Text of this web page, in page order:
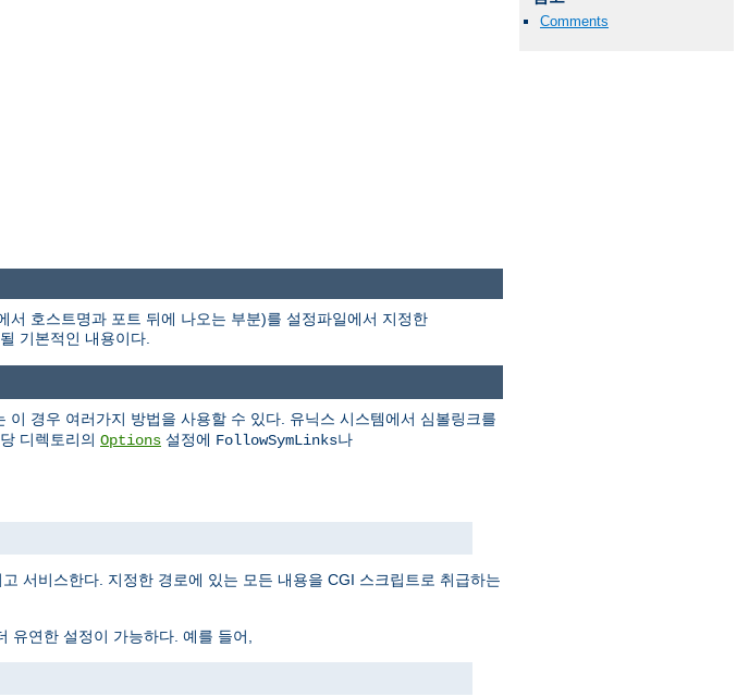
Comments
호스트명과 포트 뒤에 나오는 부분)를 설정파일에서 지정한
기본적인 내용이다.
경우 여러가지 방법을 사용할 수 있다. 유닉스 시스템에서 심볼링크를
디렉토리의 Options 설정에 FollowSymLinks나
고 서비스한다. 지정한 경로에 있는 모든 내용을 CGI 스크립트로 취급하는
유연한 설정이 가능하다. 예를 들어,